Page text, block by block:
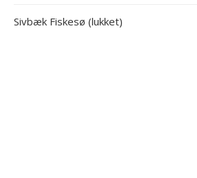
Sivbæk Fiskesø (lukket)